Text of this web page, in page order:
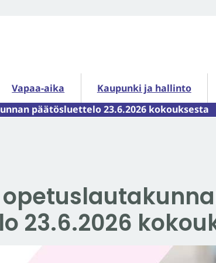
Vapaa-aika
Vapaa-aika alasivutKaupunki ja hallinto
Kaupunki ja hallinto alasivut
päätösluettelo 23.6.2026 kokouksesta
23.6.2026